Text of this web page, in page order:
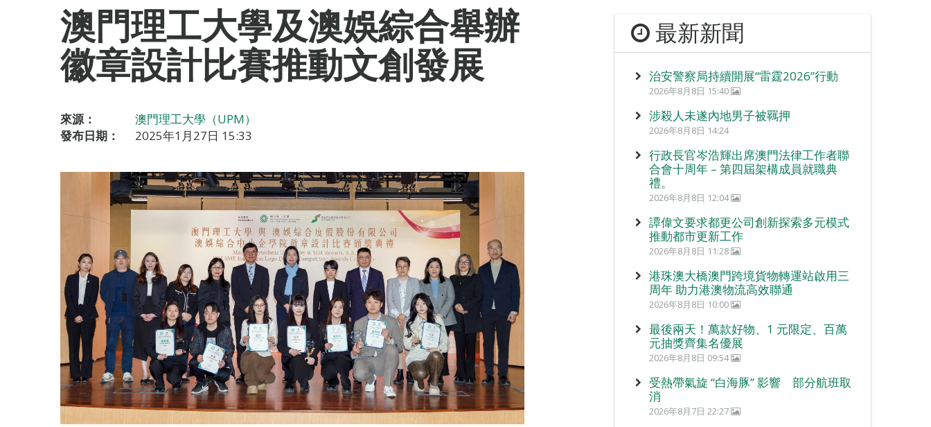
澳門理工大學及澳娛綜合舉辦
徽章設計比賽推動文創發展
來源：
澳門理工大學（UPM）
發布日期：
2025年1月27日 15:33
最新新聞
治安警察局持續開展“雷霆2026”行動
2026年8月8日 15:40
涉殺人未遂內地男子被羈押
2026年8月8日 14:24
行政長官岑浩輝出席澳門法律工作者聯
合會十周年 – 第四屆架構成員就職典
禮。
2026年8月8日 12:04
譚偉文要求都更公司創新探索多元模式
推動都市更新工作
2026年8月8日 11:28
港珠澳大橋澳門跨境貨物轉運站啟用三
周年 助力港澳物流高效聯通
2026年8月8日 10:00
最後兩天！萬款好物、1 元限定、百萬
元抽獎齊集名優展
2026年8月8日 09:54
受熱帶氣旋 “白海豚” 影響 部分航班取
消
2026年8月7日 22:27